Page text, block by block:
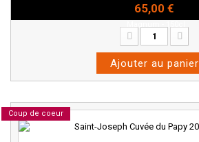
65,00 €
Ajouter au panier
Coup de coeur